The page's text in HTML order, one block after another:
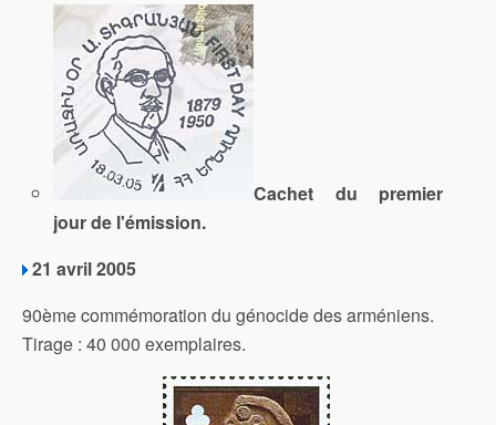
Cachet du premier
jour de l'émission.
21 avril 2005
90ème commémoration du génocide des arméniens.
Tirage : 40 000 exemplaires.